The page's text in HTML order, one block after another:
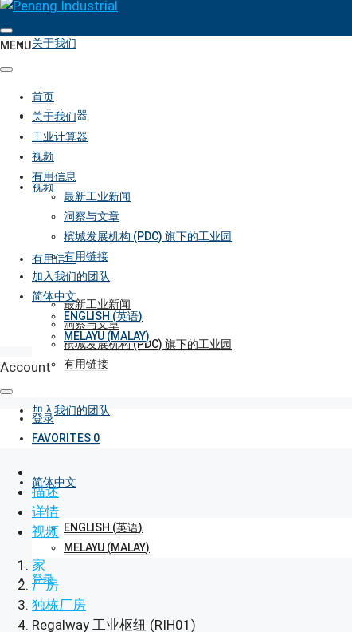
关于我们
工业计算器
视频
有用信息
最新工业新闻
洞察与文章
槟城发展机构 (PDC) 旗下的工业园
有用链接
加入我们的团队
简体中文
ENGLISH (英语)
MELAYU (MALAY)
登录
MENU
首页
关于我们
工业计算器
视频
有用信息
最新工业新闻
洞察与文章
槟城发展机构 (PDC) 旗下的工业园
有用链接
加入我们的团队
简体中文
ENGLISH (英语)
MELAYU (MALAY)
Account
登录
FAVORITES 0
描述
详情
视频
家
厂房
独栋厂房
Regalway 工业枢纽 (RIH01)